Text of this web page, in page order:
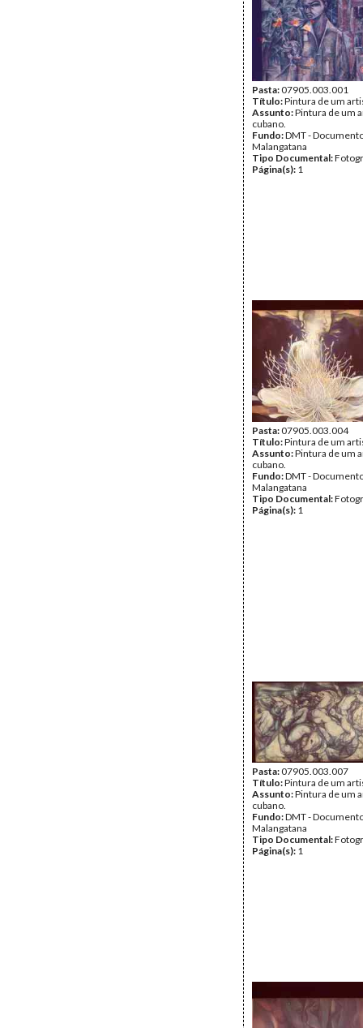
Pasta:07905.003.001
Título:Pintura de um
Assunto:Pintura de um
cubano.
Fundo:DMT -
Malangatana
Tipo Documental:
Página(s): 1
Pasta:07905.003.004
Título:Pintura de um
Assunto:Pintura de um
cubano.
Fundo:DMT -
Malangatana
Tipo Documental:
Página(s): 1
Pasta:07905.003.007
Título:Pintura de um
Assunto:Pintura de um
cubano.
Fundo:DMT -
Malangatana
Tipo Documental:
Página(s): 1